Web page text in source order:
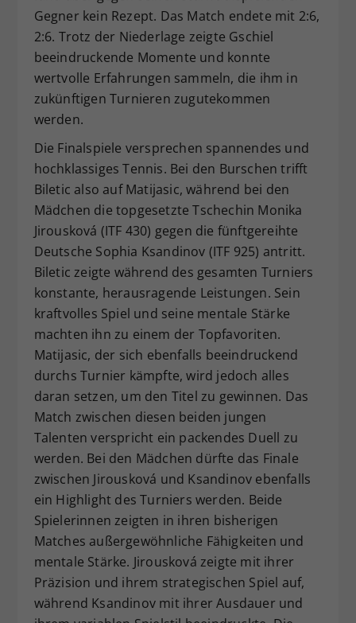
Gegner kein Rezept. Das Match endete mit 2:6,
2:6. Trotz der Niederlage zeigte Gschiel
beeindruckende Momente und konnte
wertvolle Erfahrungen sammeln, die ihm in
zukünftigen Turnieren zugutekommen
werden.
Die Finalspiele versprechen spannendes und
hochklassiges Tennis. Bei den Burschen trifft
Biletic also auf Matijasic, während bei den
Mädchen die topgesetzte Tschechin Monika
Jirousková (ITF 430) gegen die fünftgereihte
Deutsche Sophia Ksandinov (ITF 925) antritt.
Biletic zeigte während des gesamten Turniers
konstante, herausragende Leistungen. Sein
kraftvolles Spiel und seine mentale Stärke
machten ihn zu einem der Topfavoriten.
Matijasic, der sich ebenfalls beeindruckend
durchs Turnier kämpfte, wird jedoch alles
daran setzen, um den Titel zu gewinnen. Das
Match zwischen diesen beiden jungen
Talenten verspricht ein packendes Duell zu
werden. Bei den Mädchen dürfte das Finale
zwischen Jirousková und Ksandinov ebenfalls
ein Highlight des Turniers werden. Beide
Spielerinnen zeigten in ihren bisherigen
Matches außergewöhnliche Fähigkeiten und
mentale Stärke. Jirousková zeigte mit ihrer
Präzision und ihrem strategischen Spiel auf,
während Ksandinov mit ihrer Ausdauer und